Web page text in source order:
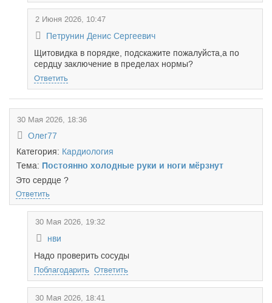
2 Июня 2026, 10:47
Петрунин Денис Сергеевич
Щитовидка в порядке, подскажите пожалуйста,а по
сердцу заключение в пределах нормы?
Ответить
30 Мая 2026, 18:36
Олег77
Категория: Кардиология
Тема: Постоянно холодные руки и ноги мёрзнут
Это сердце ?
Ответить
30 Мая 2026, 19:32
нви
Надо проверить сосуды
Поблагодарить Ответить
30 Мая 2026, 18:41